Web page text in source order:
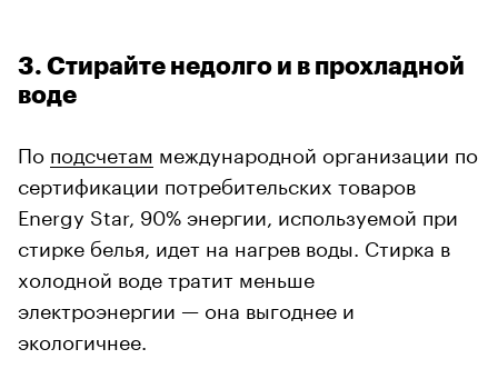
3. Стирайте недолго и в прохладной
воде
По подсчетам международной организации по
сертификации потребительских товаров
Energy Star, 90% энергии, используемой при
стирке белья, идет на нагрев воды. Стирка в
холодной воде тратит меньше
электроэнергии — она выгоднее и
экологичнее.